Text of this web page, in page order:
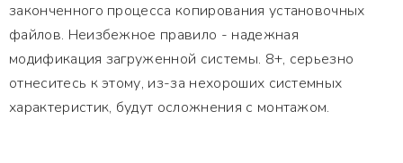
законченного процесса копирования установочных
файлов. Неизбежное правило - надежная
модификация загруженной системы. 8+, серьезно
отнеситесь к этому, из-за нехороших системных
характеристик, будут осложнения с монтажом.